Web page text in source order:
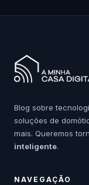
Blog sobre
soluções de
mais. Queremos
inteligente.
NAVEGAÇÃO